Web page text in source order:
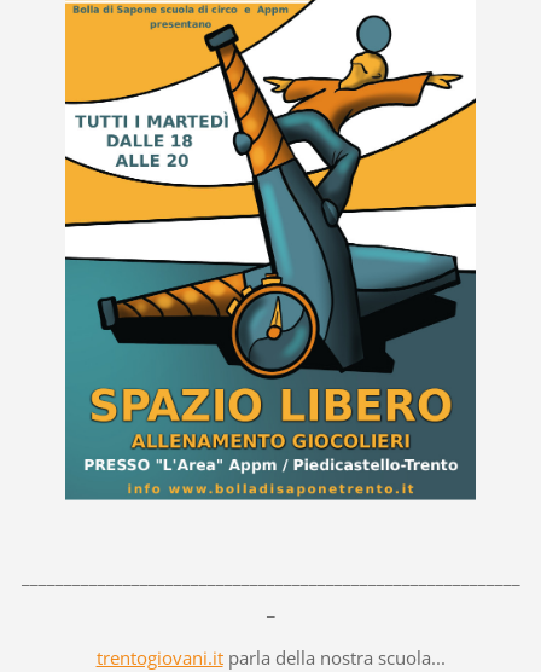
trentogiovani.itparla della nostra scuola...